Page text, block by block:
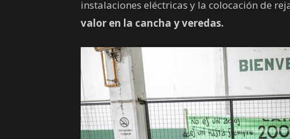
instalaciones eléctricas y la colocación de
valor en la cancha y veredas.